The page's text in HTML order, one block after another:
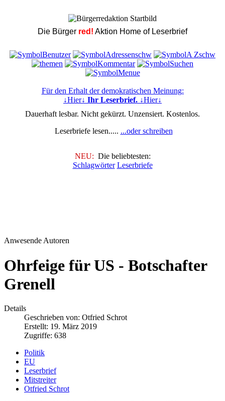
Die Bürger red! Aktion Home of Leserbrief
Für den Erhalt der demokratischen Meinung:
↓Hier↓ Ihr Leserbrief. ↓Hier↓
Dauerhaft lesbar. Nicht gekürzt. Unzensiert. Kostenlos.
Leserbriefe lesen..... ...oder schreiben
NEU: Die beliebtesten:
Schlagwörter Leserbriefe
Anwesende Autoren
Ohrfeige für US - Botschafter
Grenell
Details
Geschrieben von: Otfried Schrot
Erstellt: 19. März 2019
Zugriffe: 638
Politik
EU
Leserbrief
Mitstreiter
Otfried Schrot